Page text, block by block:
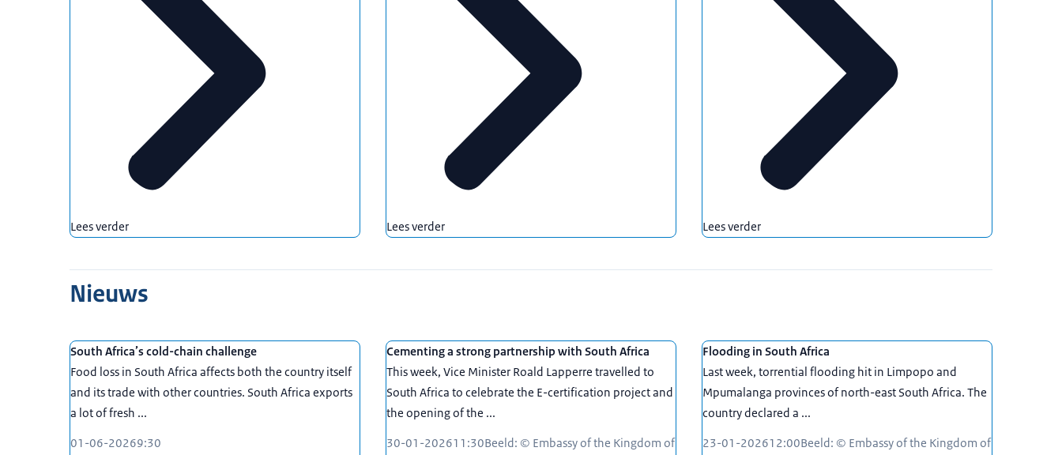
Lees verder Lees verder Lees verder
Nieuws
South Africa’s cold-chain challenge
Food loss in South Africa affects both the country itself
and its trade with other countries. South Africa exports
a lot of fresh ...
01-06-20269:30
Cementing a strong partnership with South Africa
This week, Vice Minister Roald Lapperre travelled to
South Africa to celebrate the E-certification project and
the opening of the ...
30-01-202611:30Beeld: © Embassy of the Kingdom of
Flooding in South Africa
Last week, torrential flooding hit in Limpopo and
Mpumalanga provinces of north-east South Africa. The
country declared a ...
23-01-202612:00Beeld: © Embassy of the Kingdom of